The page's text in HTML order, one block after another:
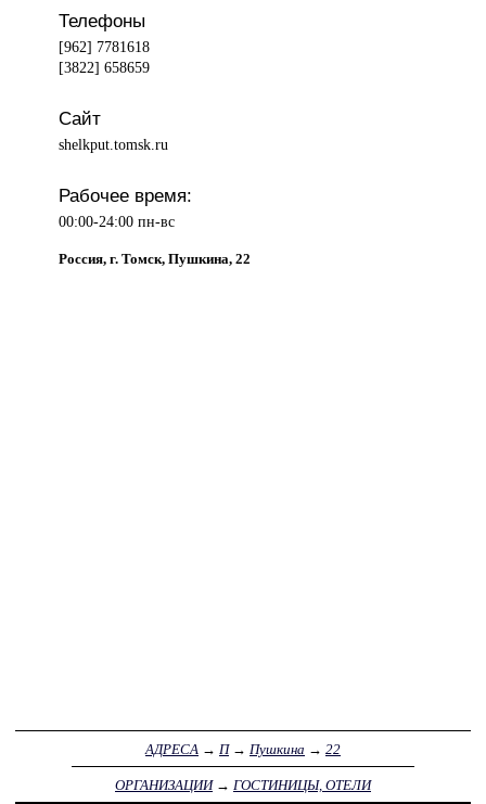
Телефоны
[962] 7781618
[3822] 658659
Сайт
shelkput.tomsk.ru
Рабочее время:
00:00-24:00 пн-вс
Россия, г. Томск, Пушкина, 22
АДРЕСА → П→ Пушкина → 22
ОРГАНИЗАЦИИ→ ГОСТИНИЦЫ, ОТЕЛИ